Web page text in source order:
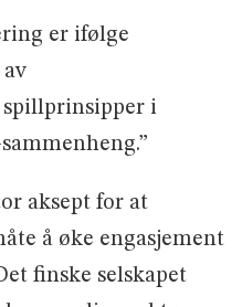
er ifølge
i
aksept for at
å øke engasjement
finske selskapet